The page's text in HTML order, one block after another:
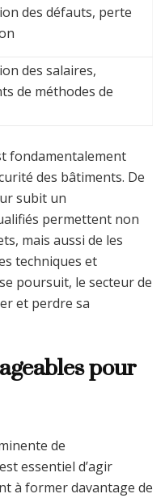
des défauts, perte
des salaires,
de méthodes de
fondamentalement
des bâtiments. De
subit un
permettent non
mais aussi de les
techniques et
poursuit, le secteur de
et perdre sa
pour
de
essentiel d’agir
à former davantage de